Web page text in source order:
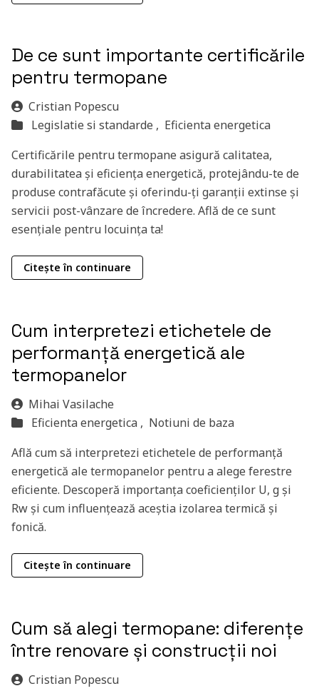
De ce sunt importante certificările
pentru termopane
Cristian Popescu
Legislatie si standarde , Eficienta energetica
Certificările pentru termopane asigură calitatea,
durabilitatea și eficiența energetică, protejându-te de
produse contrafăcute și oferindu-ți garanții extinse și
servicii post-vânzare de încredere. Află de ce sunt
esențiale pentru locuința ta!
Citește în continuare
Cum interpretezi etichetele de
performanță energetică ale
termopanelor
Mihai Vasilache
Eficienta energetica , Notiuni de baza
Află cum să interpretezi etichetele de performanță
energetică ale termopanelor pentru a alege ferestre
eficiente. Descoperă importanța coeficienților U, g și
Rw și cum influențează aceștia izolarea termică și
fonică.
Citește în continuare
Cum să alegi termopane: diferențe
între renovare și construcții noi
Cristian Popescu